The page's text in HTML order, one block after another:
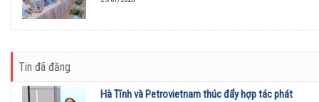
Tin đã đăng
Hà Tĩnh và Petrovietnam thúc đẩy hợp tác phát